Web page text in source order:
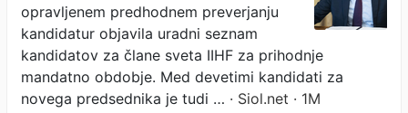
opravljenem predhodnem preverjanju
kandidatur objavila uradni seznam
kandidatov za člane sveta IIHF za prihodnje
mandatno obdobje. Med devetimi kandidati za
novega predsednika je tudi … · Siol.net · 1M